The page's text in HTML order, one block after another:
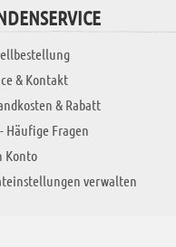
& Kontakt
& Rabatt
Häufige Fragen
Konto
verwalten